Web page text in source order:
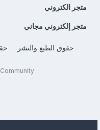
متجر الكتروني
متجر إلكتروني مجاني
حقوق الطبع والنشر